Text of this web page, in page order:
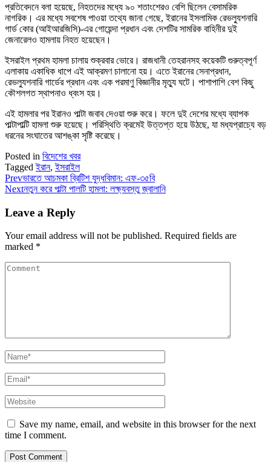
প্রতিবেদনে বলা হয়েছে, নিহতদের মধ্যে ৯০ শতাংশেরও বেশি ছিলেন বেসামরিক
নাগরিক। এর মধ্যে সবশেষ পাওয়া তথ্যে জানা গেছে, ইরানের ইসলামিক রেভল্যুশনারি
গার্ড কোর (আইআরজিসি)-এর গোয়েন্দা প্রধান এবং দেশটির সামরিক বাহিনীর দুই
জেনারেলও হামলায় নিহত হয়েছেন।
ইসরাইল প্রথম হামলা চালায় শুক্রবার ভোরে। রাজধানী তেহরানসহ কয়েকটি গুরুত্বপূর্ণ
এলাকায় একাধিক ধাপে এই আক্রমণ চালানো হয়। এতে ইরানের সেনাপ্রধান,
রেভল্যুশনারি গার্ডের প্রধান এবং এক পরমাণু বিজ্ঞানীর মৃত্যু ঘটে। পাশাপাশি বেশ কিছু
কৌশলগত স্থাপনাও ধ্বংস হয়।
এই হামলার পর ইরানও পাল্টা জবাব দেওয়া শুরু করে। ফলে দুই দেশের মধ্যে ব্যাপক
পাল্টাপাল্টি হামলা শুরু হয়েছে। পরিস্থিতি ক্রমেই উত্তপ্ত হয়ে উঠছে, যা মধ্যপ্রাচ্যে বড়
ধরনের সংঘাতের আশঙ্কা সৃষ্টি করেছে।
Posted in বিদেশের খবর
Taggedইরান,ইসরাইল
Prevভারতে আচমকা ব্রিটিশ যুদ্ধবিমান: এফ-৩৫বি
Nextনতুন করে পাল্টা পালটি হামলা: লক্ষ্যবস্তু জ্বালানি
Leave a Reply
Your email address will not be published. Required fields are
marked *
Save my name, email, and website in this browser for the next
time I comment.